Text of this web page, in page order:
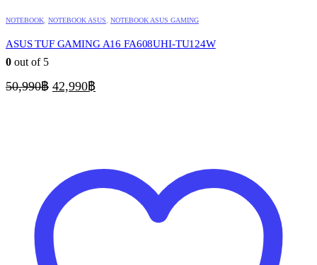
NOTEBOOK NOTEBOOK ASUS NOTEBOOK ASUS GAMING
ASUS TUF GAMING A16 FA608UHI-TU124W
0 out of 5
50,990฿ Original
price
42,990฿